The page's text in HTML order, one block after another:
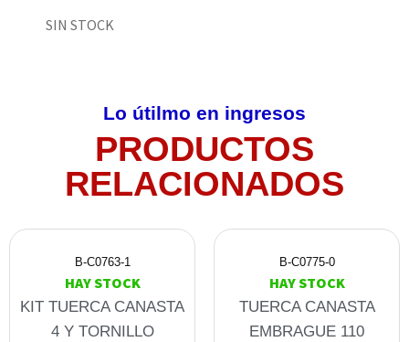
SIN STOCK
Lo útilmo en ingresos
PRODUCTOS
RELACIONADOS
B-C0763-1
HAY STOCK
KIT TUERCA CANASTA
4 Y TORNILLO
B-C0775-0
HAY STOCK
TUERCA CANASTA
EMBRAGUE 110